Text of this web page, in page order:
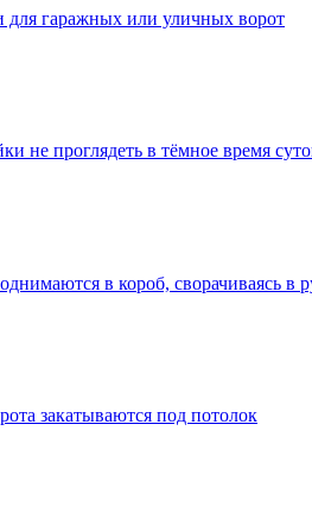
для гаражных или уличных ворот
не проглядеть в тёмное время
в короб, сворачиваясь в
закатываются под потолок